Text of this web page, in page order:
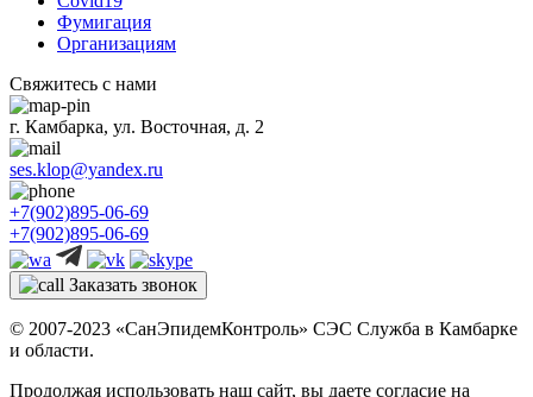
Фумигация
Организациям
Свяжитесь с нами
г. Камбарка, ул. Восточная, д. 2
ses.klop@yandex.ru
+7(902)895-06-69
+7(902)895-06-69
Заказать звонок
© 2007-2023 «СанЭпидемКонтроль» СЭС Служба в Камбарке
и области.
Продолжая использовать наш сайт, вы даете согласие на